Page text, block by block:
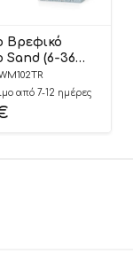
Βρεφικό
Sand (6-36
Sipo
από 7-12 ημέρες